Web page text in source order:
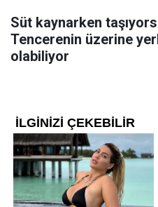
Süt kaynarken
Tencerenin üzerine
olabiliyor